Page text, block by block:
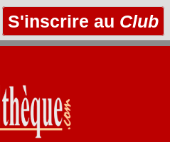
S'inscrire au Club